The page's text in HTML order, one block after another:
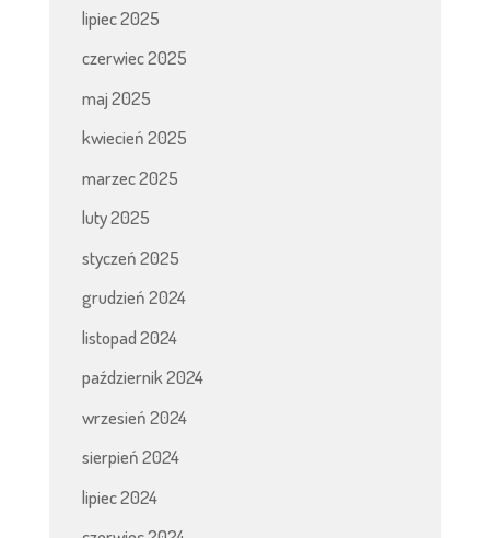
lipiec 2025
czerwiec 2025
maj 2025
kwiecień 2025
marzec 2025
luty 2025
styczeń 2025
grudzień 2024
listopad 2024
październik 2024
wrzesień 2024
sierpień 2024
lipiec 2024